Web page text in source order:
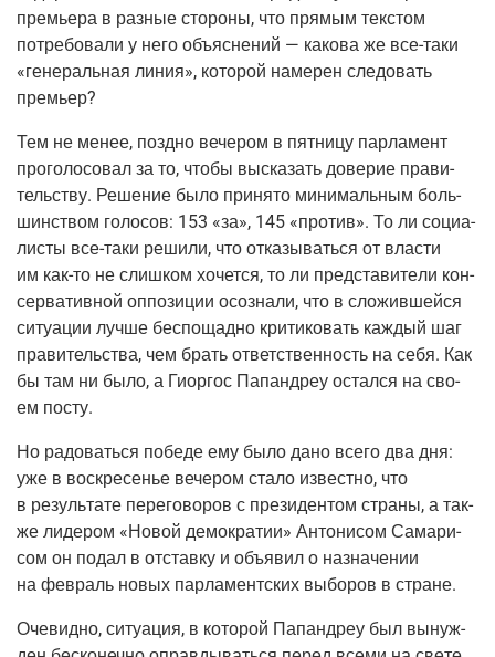
пре­мье­ра в раз­ные сто­ро­ны, что пря­мым тек­стом
потре­бо­ва­ли у него объ­яс­не­ний — како­ва же все-таки
«гене­раль­ная линия», кото­рой наме­рен сле­до­вать
премьер?
Тем не менее, позд­но вече­ром в пят­ни­цу пар­ла­мент
про­го­ло­со­вал за то, что­бы выска­зать дове­рие пра­ви­
тель­ству. Реше­ние было при­ня­то мини­маль­ным боль­
шин­ством голо­сов: 153 «за», 145 «про­тив». То ли соци­а­
ли­сты все-таки реши­ли, что отка­зы­вать­ся от вла­сти
им как-то не слиш­ком хочет­ся, то ли пред­ста­ви­те­ли кон­
сер­ва­тив­ной оппо­зи­ции осо­зна­ли, что в сло­жив­шей­ся
ситу­а­ции луч­ше бес­по­щад­но кри­ти­ко­вать каж­дый шаг
пра­ви­тель­ства, чем брать ответ­ствен­ность на себя. Как
бы там ни было, а Гиор­гос Папан­дреу остал­ся на сво­
ем посту.
Но радо­вать­ся побе­де ему было дано все­го два дня:
уже в вос­кре­се­нье вече­ром ста­ло извест­но, что
в резуль­та­те пере­го­во­ров с пре­зи­ден­том стра­ны, а так­
же лиде­ром «Новой демо­кра­тии» Анто­ни­сом Сама­ри­
сом он подал в отстав­ку и объ­явил о назна­че­нии
на фев­раль новых пар­ла­мент­ских выбо­ров в стране.
Оче­вид­но, ситу­а­ция, в кото­рой Папан­дреу был вынуж­